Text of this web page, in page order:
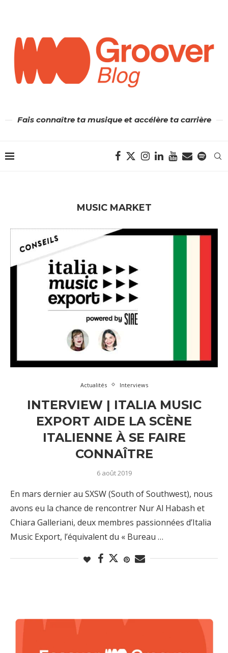
Fais connaître ta musique et accélère ta carrière
MUSIC MARKET
Actualités Interviews
INTERVIEW | ITALIA MUSIC
EXPORT AIDE LA SCÈNE
ITALIENNE À SE FAIRE
CONNAÎTRE
6 août 2019
En mars dernier au SXSW (South of Southwest), nous
avons eu la chance de rencontrer Nur Al Habash et
Chiara Galleriani, deux membres passionnées d’Italia
Music Export, l’équivalent du « Bureau …